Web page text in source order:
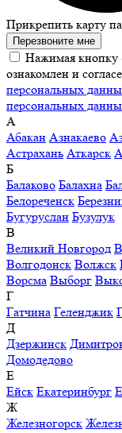
Прикрепить карту
Перезвоните мне
Нажимая кнопку
ознакомлен и
персональных
персональных
А
Абакан Азнакаево
Астрахань Аткарск
Б
Балаково Балахна
Белореченск
Бугуруслан Бузулук
В
Великий Новгород
Волгодонск Волжск
Ворсма Выборг
Г
Гатчина Геленджик
Д
Дзержинск
Домодедово
Е
Ейск Екатеринбург
Ж
Железногорск